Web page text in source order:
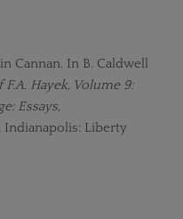
Cannan. In B. Caldwell
Hayek, Volume 9:
Essays,
Indianapolis: Liberty